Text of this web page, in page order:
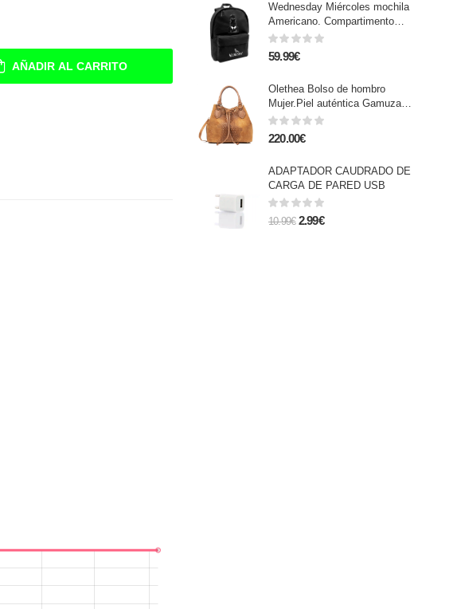
AÑADIR AL CARRITO
Wednesday Miércoles mochila
Americano. Compartimento
portalaptop. Interior forrado y
personalizado, espaldera y
tirantes acolchados.
59.99€
Olethea Bolso de hombro
Mujer.Piel auténtica Gamuza
Grabado Cocodrilo
220.00€
ADAPTADOR CAUDRADO DE
CARGA DE PARED USB
10.99€ 2.99€